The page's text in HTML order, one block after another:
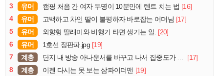
3
유머 캠핑 처음 간 여자 두명이 10분만에 텐트 치는 법 [16]
4
유머 고백하고 차인 딸이 불평하자 바로잡는 어머님 [17]
5
유머 외향형 딸래미와 비행기 타면 생기는 일. [20]
6
유머 1호선 장판파.jpg [19]
7
계층 단지 내 방송 아나운서를 바꾸고 나서 집중도가 확 올라갔다는 한 아파트의 안내방송
[17]
8
계층 이젠 다시는 못 보는 삼파이더맨 [19]